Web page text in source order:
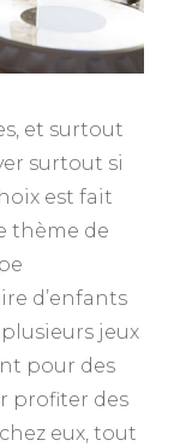
et surtout
surtout si
est fait
thème de
d’enfants
jeux
pour des
profiter des
eux, tout